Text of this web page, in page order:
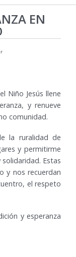
EN
Niño Jesús llene
y renueve
comunidad.
la ruralidad de
y permitirme
Estas
y nos recuerdan
el respeto
y esperanza